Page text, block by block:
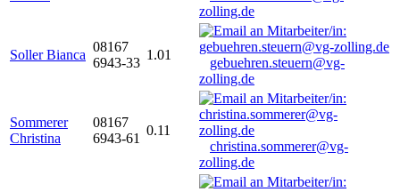
zolling.de
Soller Bianca
08167
6943-33
1.01
gebuehren.steuern@vg-
zolling.de
Sommerer
Christina
08167
6943-61
0.11
christina.sommerer@vg-
zolling.de